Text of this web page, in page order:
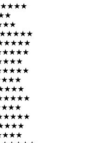
★★★★★